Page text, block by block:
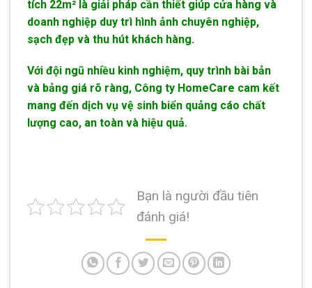
tích 22m² là giải pháp cần thiết giúp cửa hàng và
doanh nghiệp duy trì hình ảnh chuyên nghiệp,
sạch đẹp và thu hút khách hàng.
Với đội ngũ nhiều kinh nghiệm, quy trình bài bản
và bảng giá rõ ràng, Công ty HomeCare cam kết
mang đến dịch vụ vệ sinh biển quảng cáo chất
lượng cao, an toàn và hiệu quả.
Bạn là người đầu tiên
đánh giá!